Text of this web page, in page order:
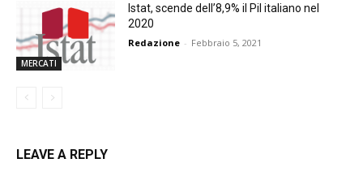
MERCATI
Istat, scende dell’8,9% il Pil italiano nel
2020
Redazione - Febbraio 5, 2021
LEAVE A REPLY